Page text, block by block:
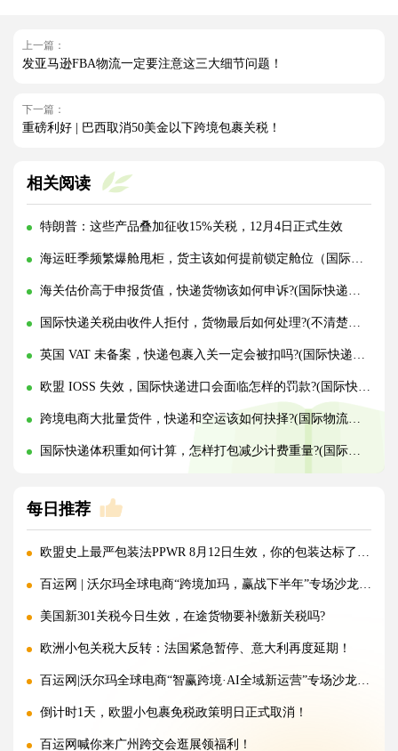
上一篇：
发亚马逊FBA物流一定要注意这三大细节问题！
下一篇：
重磅利好 | 巴西取消50美金以下跨境包裹关税！
相关阅读
特朗普：这些产品叠加征收15%关税，12月4日正式生效
海运旺季频繁爆舱甩柜，货主该如何提前锁定舱位（国际海运干货知识分享）
海关估价高于申报货值，快递货物该如何申诉?(国际快递干货知识分享)
国际快递关税由收件人拒付，货物最后如何处理?(不清楚的外贸人看过来)
英国 VAT 未备案，快递包裹入关一定会被扣吗?(国际快递干货知识分享)
欧盟 IOSS 失效，国际快递进口会面临怎样的罚款?(国际快递干货知识分享)
跨境电商大批量货件，快递和空运该如何抉择?(国际物流干货知识分享)
国际快递体积重如何计算，怎样打包减少计费重量?(国际快递干货知识分享)
每日推荐
欧盟史上最严包装法PPWR 8月12日生效，你的包装达标了吗？
百运网 | 沃尔玛全球电商“跨境加玛，赢战下半年”专场沙龙圆满收官!
美国新301关税今日生效，在途货物要补缴新关税吗?
欧洲小包关税大反转：法国紧急暂停、意大利再度延期！
百运网|沃尔玛全球电商“智赢跨境·AI全域新运营”专场沙龙圆满收官!
倒计时1天，欧盟小包裹免税政策明日正式取消！
百运网喊你来广州跨交会逛展领福利！